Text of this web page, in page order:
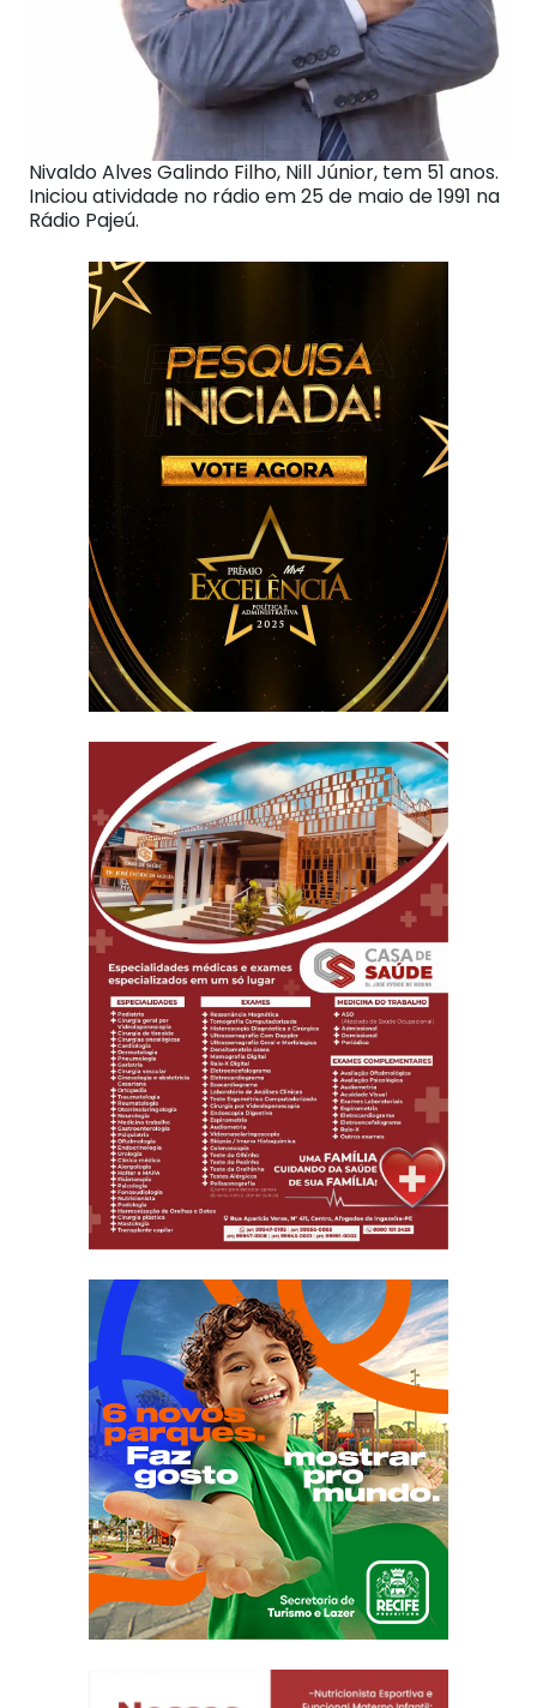
Nivaldo Alves Galindo Filho, Nill Júnior, tem 51 anos.
Iniciou atividade no rádio em 25 de maio de 1991 na
Rádio Pajeú.